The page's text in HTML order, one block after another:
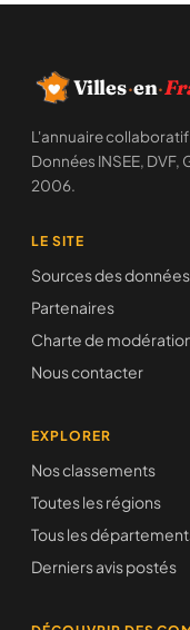
Villes·en·
L'annuaire
Données INSEE,
2006.
LE SITE
Sources des données
Partenaires
Charte de
Nous contacter
EXPLORER
Nos classements
Toutes les régions
Tous les
Derniers avis postés